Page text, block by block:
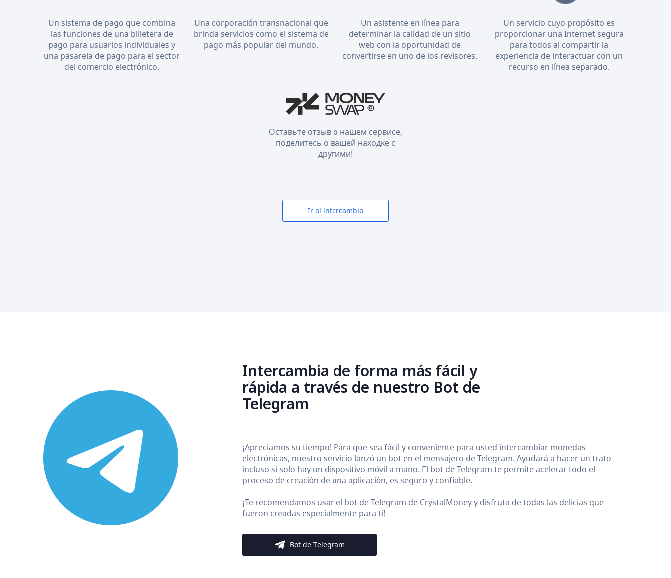
Un sistema de pago que combina
las funciones de una billetera de
pago para usuarios individuales y
una pasarela de pago para el sector
del comercio electrónico.
Una corporación transnacional que
brinda servicios como el sistema de
pago más popular del mundo.
Un asistente en línea para
determinar la calidad de un sitio
web con la oportunidad de
convertirse en uno de los revisores.
Un servicio cuyo propósito es
proporcionar una Internet segura
para todos al compartir la
experiencia de interactuar con un
recurso en línea separado.
Оставьте отзыв о нашем сервисе,
поделитесь о вашей находке с
другими!
Ir al intercambio
Intercambia de forma más fácil y
rápida a través de nuestro Bot de
Telegram
¡Apreciamos su tiempo! Para que sea fácil y conveniente para usted intercambiar monedas
electrónicas, nuestro servicio lanzó un bot en el mensajero de Telegram. Ayudará a hacer un trato
incluso si solo hay un dispositivo móvil a mano. El bot de Telegram te permite acelerar todo el
proceso de creación de una aplicación, es seguro y confiable.
¡Te recomendamos usar el bot de Telegram de CrystalMoney y disfruta de todas las delicias que
fueron creadas especialmente para ti!
Bot de Telegram